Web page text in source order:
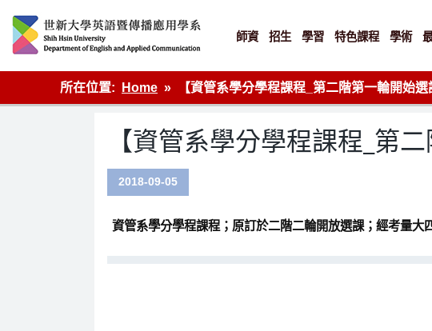
content
英語傳播
師資 招生 學習 特色課程 學術
所在位置: Home 【資管系學分學程課程_第二階第一輪開始選
【資管系學分學程課程_第
2018-09-05
資管系學分學程課程；原訂於二階二輪開放選課；經考量